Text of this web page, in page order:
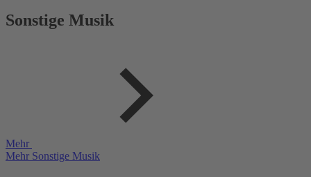
Sonstige Musik
Mehr
Mehr Sonstige Musik